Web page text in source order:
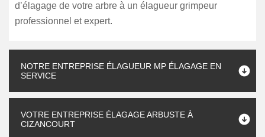
d’élagage de votre arbre à un élagueur grimpeur
professionnel et expert.
NOTRE ENTREPRISE ÉLAGUEUR MP ÉLAGAGE EN
SERVICE
VOTRE ENTREPRISE ÉLAGAGE ARBUSTE À
CIZANCOURT